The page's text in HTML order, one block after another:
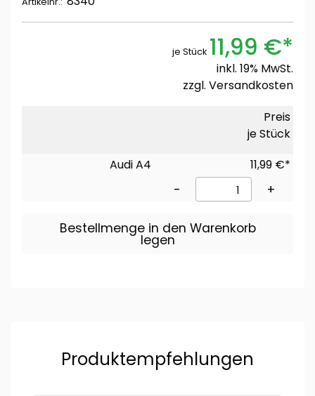
je Stück 11,99 €*
inkl. 19% MwSt.
zzgl. Versandkosten
Preis
je Stück
Audi A4
11,99 €*
- +
Bestellmenge in den Warenkorb
legen
Produktempfehlungen